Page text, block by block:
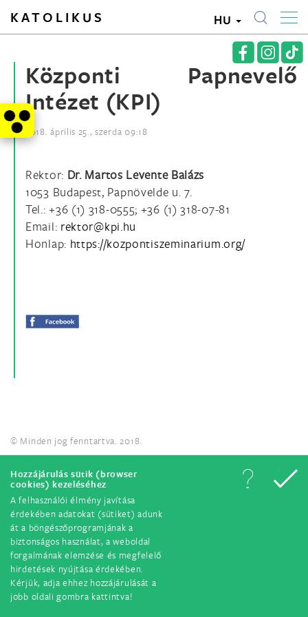
Hozzájárulás sütik (browser
cookies) kezeléséhez
A felhasználói élmény javítása
érdekében adatokat (sütiket) adunk
át a böngészőprogramjának a
biztonságos használat, a weboldal
forgalmának elemzése és megfelelő
hirdetések nyújtása érdekében.
Kérjük, adja ehhez hozzájárulását a
jobb oldali gombra kattintva!
KATOLIKUS HU
Központi Papnevelő
Intézet (KPI)
2018. április 25., szerda 09:18
Rektor: Dr. Martos Levente Balázs
1053 Budapest, Papnövelde u. 7.
Tel.: +36 (1) 318-0555; +36 (1) 318-07-81
Email:
Honlap: https://kozpontiszeminarium.org/
© Minden jog fenntartva. 2018.